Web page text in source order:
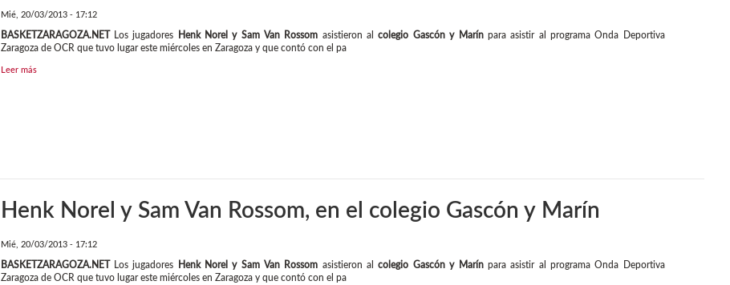
Mié, 20/03/2013 - 17:12
BASKETZARAGOZA.NETLos jugadores Henk Norel y Sam Van Rossom asistieron alcolegio Gascón y Marínpara asistir al programa Onda Deportiva
Zaragoza de OCR que tuvo lugar este miércoles en Zaragoza y que contó con el pa
Leer más
Henk Norel y Sam Van Rossom, en el colegio Gascón y Marín
Mié, 20/03/2013 - 17:12
BASKETZARAGOZA.NETLos jugadores Henk Norel y Sam Van Rossom asistieron alcolegio Gascón y Marínpara asistir al programa Onda Deportiva
Zaragoza de OCR que tuvo lugar este miércoles en Zaragoza y que contó con el pa